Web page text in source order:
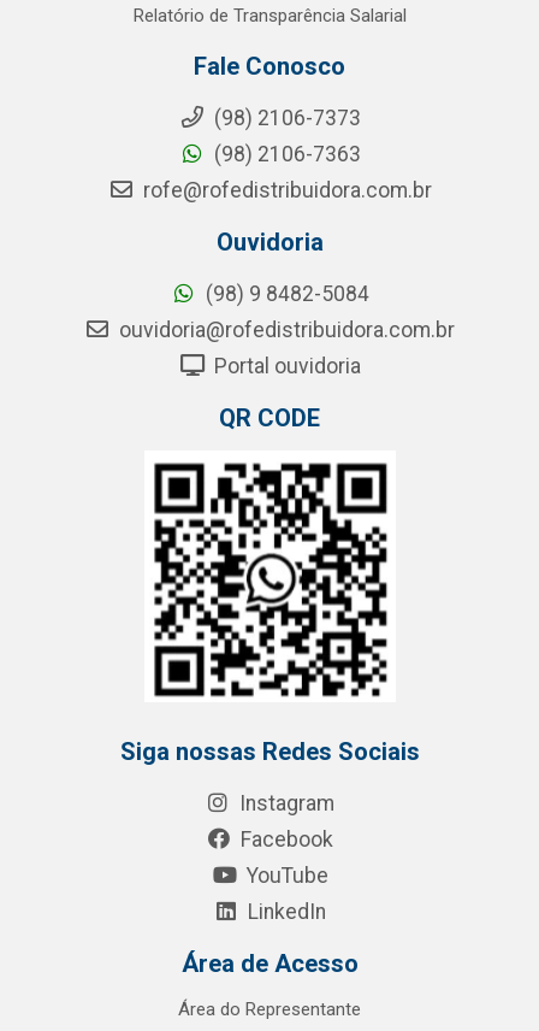
Relatório de Transparência Salarial
Fale Conosco
(98) 2106-7373
(98) 2106-7363
rofe@rofedistribuidora.com.br
Ouvidoria
(98) 9 8482-5084
ouvidoria@rofedistribuidora.com.br
Portal ouvidoria
QR CODE
Siga nossas Redes Sociais
Instagram
Facebook
YouTube
LinkedIn
Área de Acesso
Área do Representante